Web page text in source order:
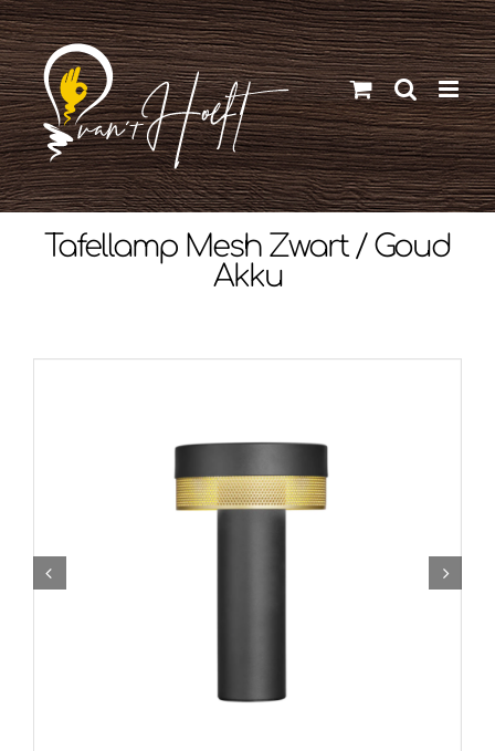
Ga
naar
inhoud
Tafellamp Mesh Zwart / Goud
Akku